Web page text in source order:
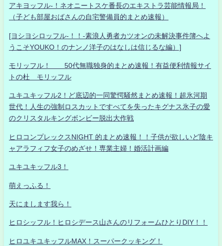
アキヨッフル-！ネオニートスケ番長のエキストラ芸能情報局！
（子ども部屋おばさんの自宅警備員的まとめ速報）
[ヨシヨシロッフル-！！-素浪人勇者カツオンの未解決事件簿へよ
うこそYOUKO！のナンノ洋子のはなしは信じるな編）]
モリッフル！ 50代無職独身的まとめ速報！有益便利情報サイ
トの杜 モリッフル
ユキユキッフル2！ど底辺的一同驚愕騒然まとめ速報！超氷河期
世代！人生の強制ロスカットですべてを失ったキグナス氷子の愛
のクリスタルキングボンビー脱出大作戦
ヒロコンプレックスNIGHT 的まとめ速報！！子供が欲しいど陰キ
ャアラフィフ女子のめざせ！専業主婦！婚活計画編
ユキユキッフル3！
萌えっふる！
天にまします我ら！
ヒロシッフル！ヒロシデース山さんのリフォームひとりDIY！！
ヒロユキユキッフルMAX！スーパークッキング！